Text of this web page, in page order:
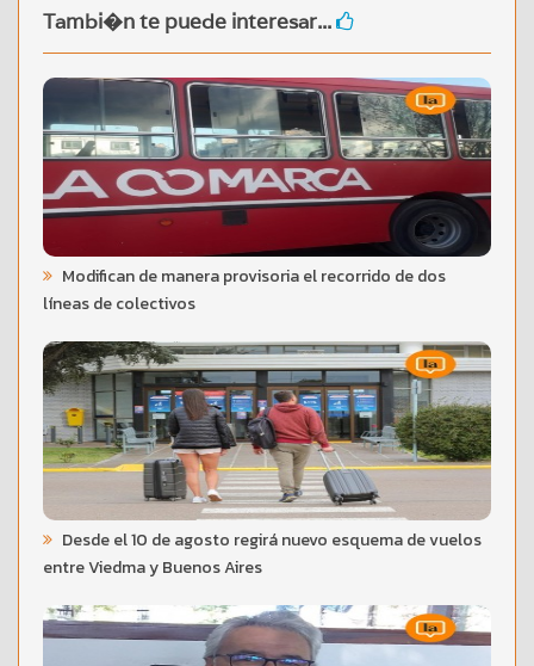
Tambi�n te puede interesar...
Modifican de manera provisoria el recorrido de dos
líneas de colectivos
Desde el 10 de agosto regirá nuevo esquema de vuelos
entre Viedma y Buenos Aires